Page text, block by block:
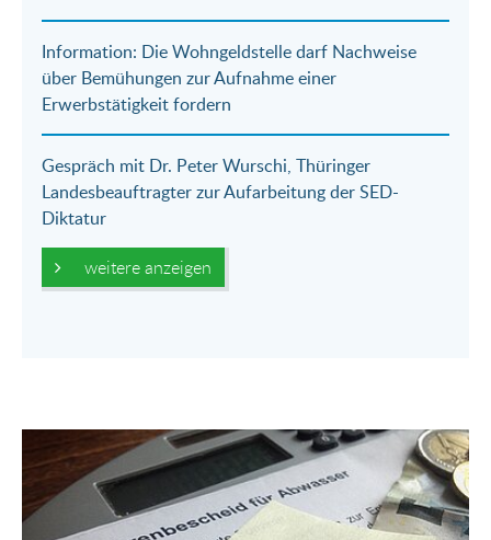
Information: Die Wohngeldstelle darf Nachweise
über Bemühungen zur Aufnahme einer
Erwerbstätigkeit fordern
Gespräch mit Dr. Peter Wurschi, Thüringer
Landesbeauftragter zur Aufarbeitung der SED-
Diktatur
weitere anzeigen